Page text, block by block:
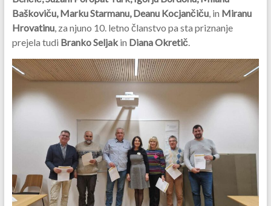
Baškoviču, Marku Starmanu, Deanu Kocjančiču, in Miranu
Hrovatinu, za njuno 10. letno članstvo pa sta priznanje
prejela tudi Branko Seljakin Diana Okretič.